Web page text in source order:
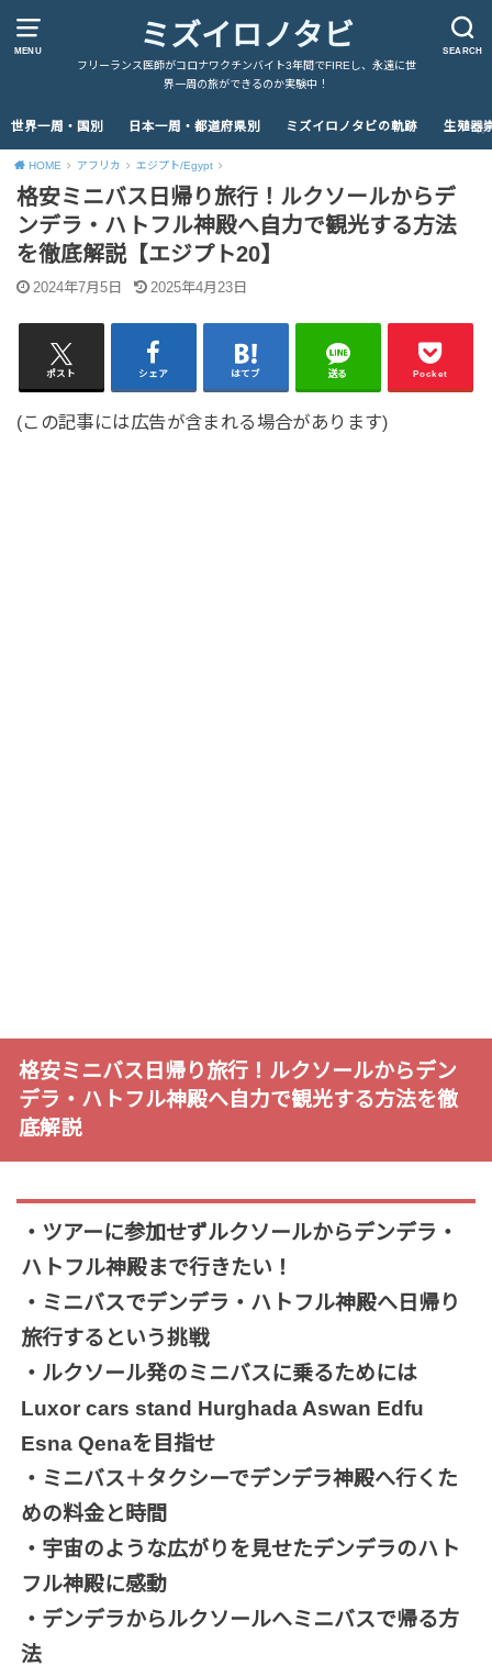
MENU SEARCH
ミズイロノタビ
フリーランス医師がコロナワクチンバイト3年間でFIREし、永遠に世
界一周の旅ができるのか実験中！
世界一周・国別 日本一周・都道府県別 ミズイロノタビの軌跡 生殖器
HOME アフリカ エジプト/Egypt
格安ミニバス日帰り旅行！ルクソールからデ
ンデラ・ハトフル神殿へ自力で観光する方法
を徹底解説【エジプト20】
2024年7月5日 2025年4月23日
ポスト シェア はてブ 送る Pocket
(この記事には広告が含まれる場合があります)
格安ミニバス日帰り旅行！ルクソールからデン
デラ・ハトフル神殿へ自力で観光する方法を徹
底解説
・ツアーに参加せずルクソールからデンデラ・
ハトフル神殿まで行きたい！
・ミニバスでデンデラ・ハトフル神殿へ日帰り
旅行するという挑戦
・ルクソール発のミニバスに乗るためには
Luxor cars stand Hurghada Aswan Edfu
Esna Qenaを目指せ
・ミニバス＋タクシーでデンデラ神殿へ行くた
めの料金と時間
・宇宙のような広がりを見せたデンデラのハト
フル神殿に感動
・デンデラからルクソールへミニバスで帰る方
法